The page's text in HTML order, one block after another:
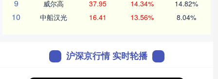
9 威尔高 37.95 14.34% 14.82%
10 中船汉光 16.41 13.56% 8.04%
沪深京行情 实时轮播